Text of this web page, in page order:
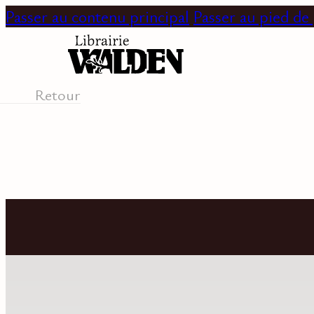
Passer au contenu principal Passer au pied de
Retour